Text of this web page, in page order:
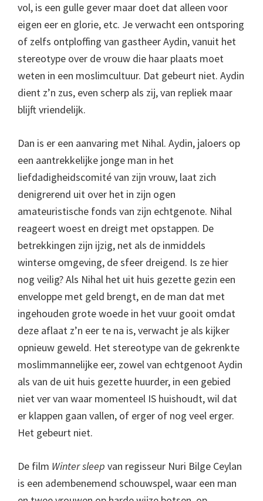
vol, is een gulle gever maar doet dat alleen voor
eigen eer en glorie, etc. Je verwacht een ontsporing
of zelfs ontploffing van gastheer Aydin, vanuit het
stereotype over de vrouw die haar plaats moet
weten in een moslimcultuur. Dat gebeurt niet. Aydin
dient z’n zus, even scherp als zij, van repliek maar
blijft vriendelijk.
Dan is er een aanvaring met Nihal. Aydin, jaloers op
een aantrekkelijke jonge man in het
liefdadigheidscomité van zijn vrouw, laat zich
denigrerend uit over het in zijn ogen
amateuristische fonds van zijn echtgenote. Nihal
reageert woest en dreigt met opstappen. De
betrekkingen zijn ijzig, net als de inmiddels
winterse omgeving, de sfeer dreigend. Is ze hier
nog veilig? Als Nihal het uit huis gezette gezin een
enveloppe met geld brengt, en de man dat met
ingehouden grote woede in het vuur gooit omdat
deze aflaat z’n eer te na is, verwacht je als kijker
opnieuw geweld. Het stereotype van de gekrenkte
moslimmannelijke eer, zowel van echtgenoot Aydin
als van de uit huis gezette huurder, in een gebied
niet ver van waar momenteel IS huishoudt, wil dat
er klappen gaan vallen, of erger of nog veel erger.
Het gebeurt niet.
De film Winter sleep van regisseur Nuri Bilge Ceylan
is een adembenemend schouwspel, waar een man